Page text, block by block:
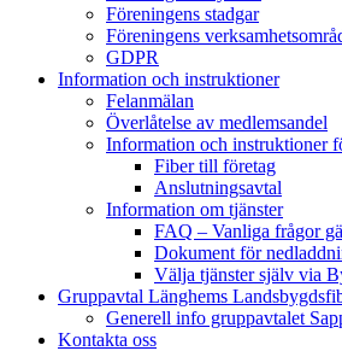
Föreningens stadgar
Föreningens
GDPR
Information och instruktioner
Felanmälan
Överlåtelse av medlemsandel
Information och instruktioner
Fiber till företag
Anslutningsavtal
Information om tjänster
FAQ – Vanliga frågor
Dokument för
Välja tjänster själv via
Gruppavtal Länghems
Generell info gruppavtalet
Kontakta oss